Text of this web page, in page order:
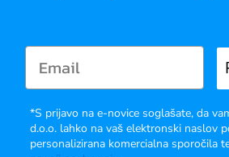
*S prijavo na e-novice soglašate, da
d.o.o. lahko na vaš elektronski naslov
personalizirana komercialna sporočila